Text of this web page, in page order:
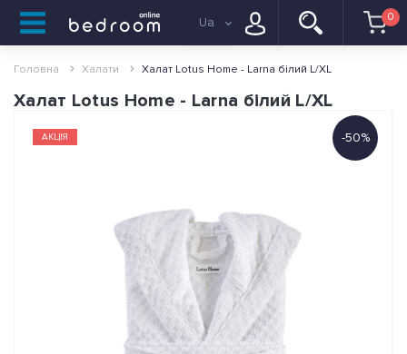
Ua 0
Головна Халати Халат Lotus Home - Larna білий L/XL
Халат Lotus Home - Larna білий L/XL
-50%
АКЦІЯ